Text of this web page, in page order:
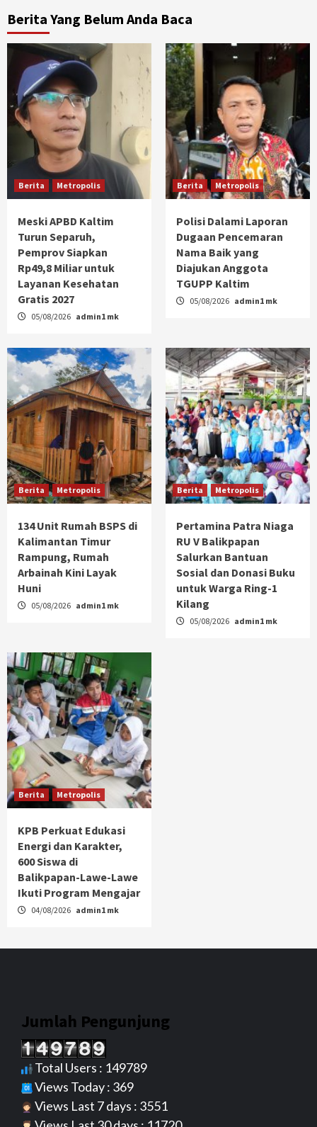
Berita Yang Belum Anda Baca
Berita Metropolis
Meski APBD Kaltim
Turun Separuh,
Pemprov Siapkan
Rp49,8 Miliar untuk
Layanan Kesehatan
Gratis 2027
05/08/2026 admin1 mk
Berita Metropolis
Polisi Dalami Laporan
Dugaan Pencemaran
Nama Baik yang
Diajukan Anggota
TGUPP Kaltim
05/08/2026 admin1 mk
Berita Metropolis
134 Unit Rumah BSPS di
Kalimantan Timur
Rampung, Rumah
Arbainah Kini Layak
Huni
05/08/2026 admin1 mk
Berita Metropolis
Pertamina Patra Niaga
RU V Balikpapan
Salurkan Bantuan
Sosial dan Donasi Buku
untuk Warga Ring-1
Kilang
05/08/2026 admin1 mk
Berita Metropolis
KPB Perkuat Edukasi
Energi dan Karakter,
600 Siswa di
Balikpapan-Lawe-Lawe
Ikuti Program Mengajar
04/08/2026 admin1 mk
Jumlah Pengunjung
Total Users : 149789
Views Today : 369
Views Last 7 days : 3551